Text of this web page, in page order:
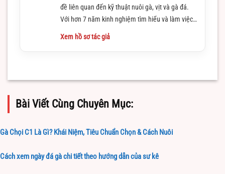
đề liên quan đến kỹ thuật nuôi gà, vịt và gà đá.
Với hơn 7 năm kinh nghiệm tìm hiểu và làm việc
trong lĩnh vực này
Xem hồ sơ tác giả
Bài Viết Cùng Chuyên Mục:
Gà Chọi C1 Là Gì? Khái Niệm, Tiêu Chuẩn Chọn & Cách Nuôi
Cách xem ngày đá gà chi tiết theo hướng dẫn của sư kê